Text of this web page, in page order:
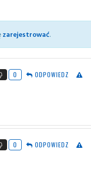
zarejestrować.
0 ODPOWIEDZ
0 ODPOWIEDZ